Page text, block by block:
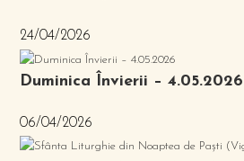
24/04/2026
Duminica Învierii – 4.05.2026
06/04/2026